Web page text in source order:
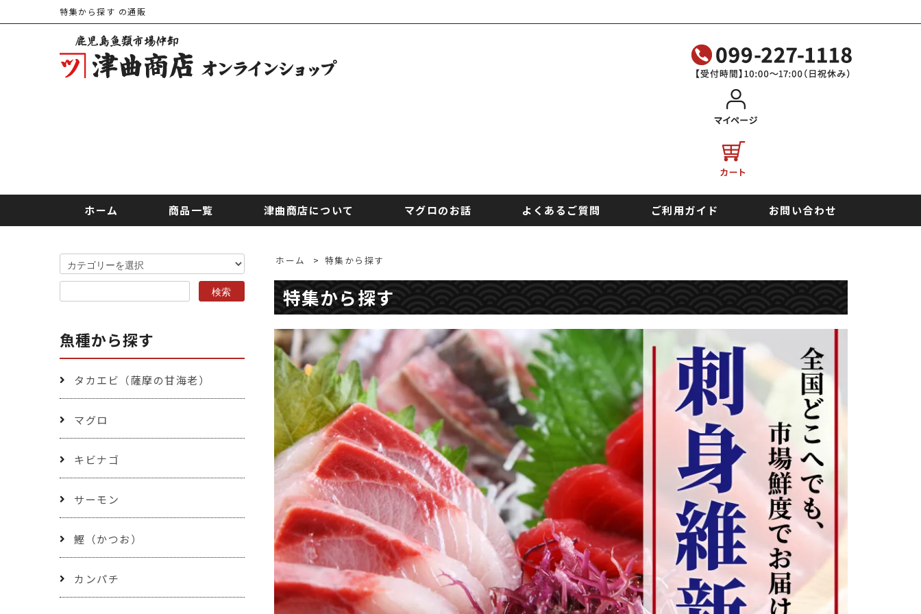
特集から探す の通販
ホーム 商品一覧 津曲商店について マグロのお話 よくあるご質問 ご利用ガイド お問い合わせ
ホーム > 特集から探す
特集から探す
魚種から探す
タカエビ（薩摩の甘海老）
マグロ
キビナゴ
サーモン
鰹（かつお）
カンパチ